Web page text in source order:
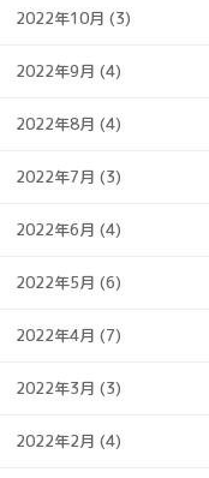
2022年10月 (3)
2022年9月 (4)
2022年8月 (4)
2022年7月 (3)
2022年6月 (4)
2022年5月 (6)
2022年4月 (7)
2022年3月 (3)
2022年2月 (4)